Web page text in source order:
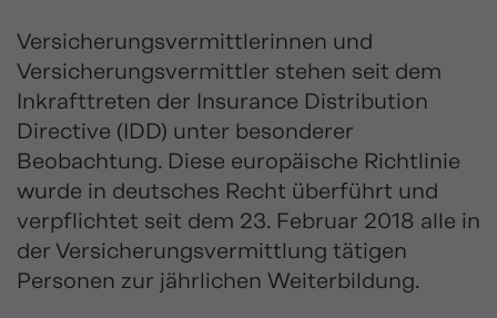
Versicherungsvermittlerinnen und
Versicherungsvermittler stehen seit dem
Inkrafttreten der Insurance Distribution
Directive (IDD) unter besonderer
Beobachtung. Diese europäische Richtlinie
wurde in deutsches Recht überführt und
verpflichtet seit dem 23. Februar 2018 alle in
der Versicherungsvermittlung tätigen
Personen zur jährlichen Weiterbildung.